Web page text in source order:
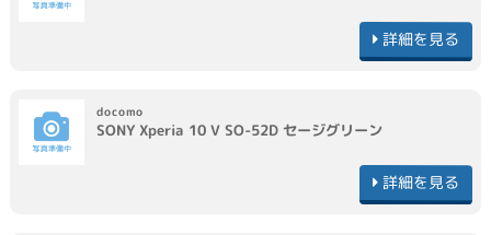
詳細を見る
docomo
SONY Xperia 10 V SO-52D セージグリーン
詳細を見る